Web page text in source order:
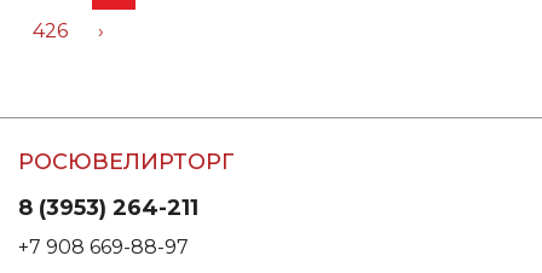
426
›
РОСЮВЕЛИРТОРГ
8 (3953) 264-211
+7 908 669-88-97